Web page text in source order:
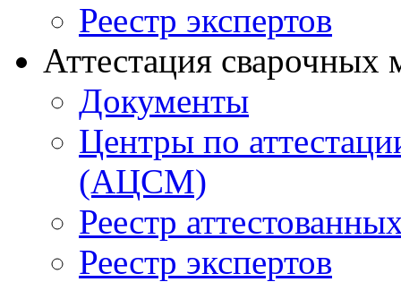
Реестр экспертов
Аттестация сварочных
Документы
Центры по
(АЦСМ)
Реестр
Реестр экспертов